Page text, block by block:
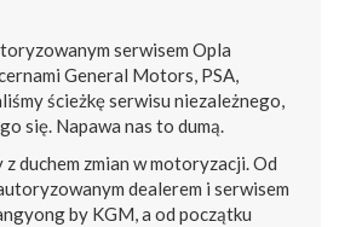
serwisem Opla
General Motors, PSA,
ścieżkę serwisu niezależnego,
się. Napawa nas to dumą.
z duchem zmian w motoryzacji. Od
dealerem i serwisem
by KGM, a od początku